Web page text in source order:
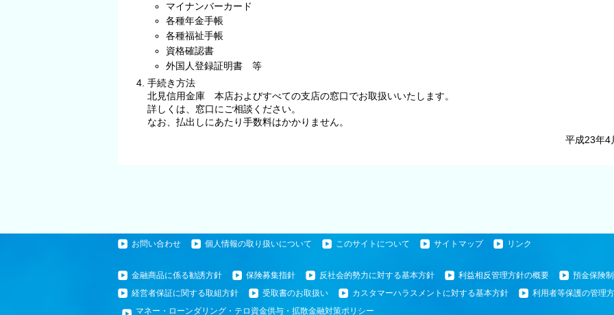
マイナンバーカード
各種年金手帳
各種福祉手帳
資格確認書
外国人登録証明書 等
手続き方法
北見信用金庫 本店およびすべての支店の窓口でお取扱いいたします。
詳しくは、窓口にご相談ください。
なお、払出しにあたり手数料はかかりません。
平成23年4
お問い合わせ 個人情報の取り扱いについて このサイトについて サイトマップ リンク
金融商品に係る勧誘方針 保険募集指針 反社会的勢力に対する基本方針 利益相反管理方針の概要 預金保険
経営者保証に関する取組方針
受取書のお取扱い カスタマーハラスメントに対する基本方針
利用者等保護の管理
マネー・ローンダリング・テロ資金供与・拡散金融対策ポリシー